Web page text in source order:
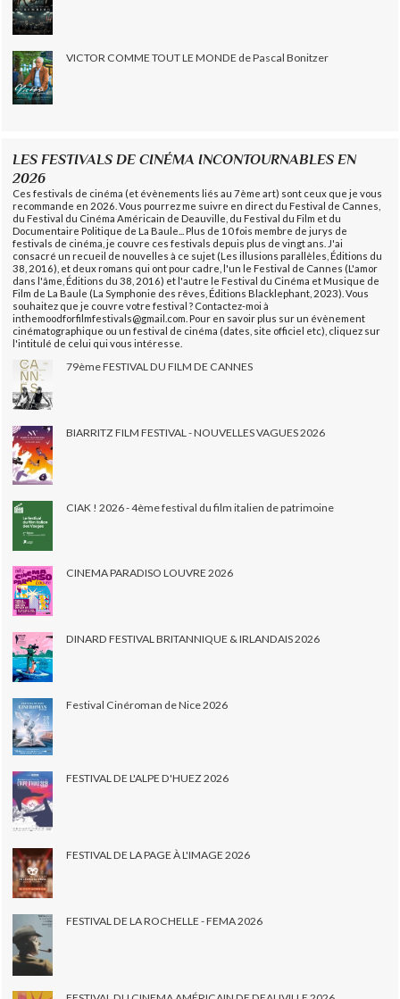
VICTOR COMME TOUT LE MONDE de Pascal Bonitzer
LES FESTIVALS DE CINÉMA INCONTOURNABLES EN
2026
Ces festivals de cinéma (et évènements liés au 7ème art) sont ceux que je vous
recommande en 2026. Vous pourrez me suivre en direct du Festival de Cannes,
du Festival du Cinéma Américain de Deauville, du Festival du Film et du
Documentaire Politique de La Baule... Plus de 10 fois membre de jurys de
festivals de cinéma, je couvre ces festivals depuis plus de vingt ans. J'ai
consacré un recueil de nouvelles à ce sujet (Les illusions parallèles, Éditions du
38, 2016), et deux romans qui ont pour cadre, l'un le Festival de Cannes (L'amor
dans l'âme, Éditions du 38, 2016) et l'autre le Festival du Cinéma et Musique de
Film de La Baule (La Symphonie des rêves, Éditions Blacklephant, 2023). Vous
souhaitez que je couvre votre festival ? Contactez-moi à
inthemoodforfilmfestivals@gmail.com. Pour en savoir plus sur un évènement
cinématographique ou un festival de cinéma (dates, site officiel etc), cliquez sur
l'intitulé de celui qui vous intéresse.
79ème FESTIVAL DU FILM DE CANNES
BIARRITZ FILM FESTIVAL - NOUVELLES VAGUES 2026
CIAK ! 2026 - 4ème festival du film italien de patrimoine
CINEMA PARADISO LOUVRE 2026
DINARD FESTIVAL BRITANNIQUE & IRLANDAIS 2026
Festival Cinéroman de Nice 2026
FESTIVAL DE L'ALPE D'HUEZ 2026
FESTIVAL DE LA PAGE À L'IMAGE 2026
FESTIVAL DE LA ROCHELLE - FEMA 2026